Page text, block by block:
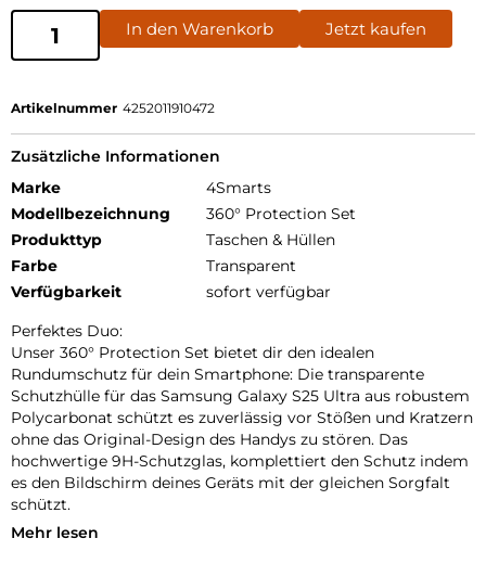
In den Warenkorb Jetzt kaufen
Artikelnummer 4252011910472
Zusätzliche Informationen
Marke
4Smarts
Modellbezeichnung
360° Protection Set
Produkttyp
Taschen & Hüllen
Farbe
Transparent
Verfügbarkeit
sofort verfügbar
Perfektes Duo:
Unser 360° Protection Set bietet dir den idealen
Rundumschutz für dein Smartphone: Die transparente
Schutzhülle für das Samsung Galaxy S25 Ultra aus robustem
Polycarbonat schützt es zuverlässig vor Stößen und Kratzern
ohne das Original-Design des Handys zu stören. Das
hochwertige 9H-Schutzglas, komplettiert den Schutz indem
es den Bildschirm deines Geräts mit der gleichen Sorgfalt
schützt.
Unbeeinträchtigte Bedienung:
Mehr lesen